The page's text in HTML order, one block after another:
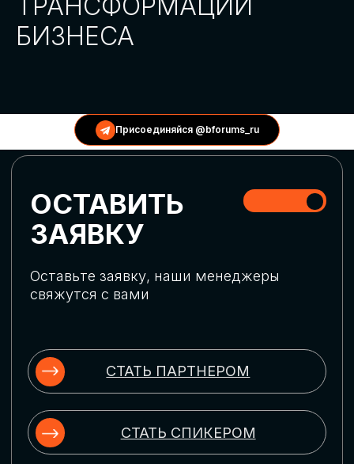
Присоединяйся @bforums_ru
ГЛОБАЛЬНАЯ
ЦИФРОВИЗАЦИЯ
актуальных трендов глобальной цифровой
трансформации. Узнаем о новых подходах
массовом использовании ИИ-
инструментов, обеспечении
ИСКУССТВЕННЫЙ
Узнаем как компании адаптируются к
новой ИИ-реальности. Как ИИ-
сотрудники становятся
«полноправными» членами команды, как
ИИ-помощники забирают на себя рутину
и как можно значительно увеличить
производительность без огромных
затрат на нейросети